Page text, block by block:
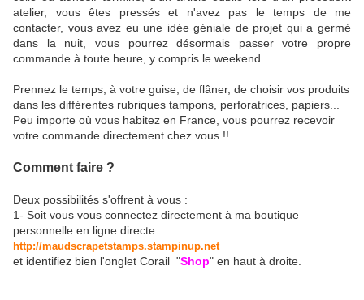
atelier, vous êtes pressés et n'avez pas le temps de me
contacter, vous avez eu une idée géniale de projet qui a germé
dans la nuit, vous pourrez désormais passer votre propre
commande à toute heure, y compris le weekend...
Prennez le temps, à votre guise, de flâner, de choisir vos produits
dans les différentes rubriques tampons, perforatrices, papiers...
Peu importe où vous habitez en France, vous pourrez recevoir
votre commande directement chez vous !!
Comment faire ?
Deux possibilités s'offrent à vous :
1- Soit vous vous connectez directement à ma boutique
personnelle en ligne directe
http://maudscrapetstamps.stampinup.net
et identifiez bien l'onglet Corail "Shop" en haut à droite.